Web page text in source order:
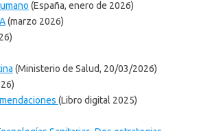
(España, enero de 2026)
(marzo 2026)
(Ministerio de Salud, 20/03/2026)
(Libro digital 2025)